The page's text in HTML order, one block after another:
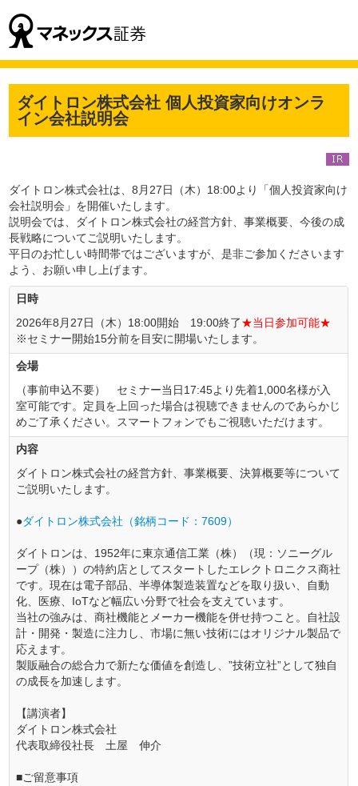
ダイトロン株式会社 個人投資家向けオンラ
イン会社説明会
ダイトロン株式会社は、8月27日（木）18:00より「個人投資家向け
会社説明会」を開催いたします。
説明会では、ダイトロン株式会社の経営方針、事業概要、今後の成
長戦略についてご説明いたします。
平日のお忙しい時間帯ではございますが、是非ご参加くださいます
よう、お願い申し上げます。
日時
2026年8月27日（木）18:00開始 19:00終了★当日参加可能★
※セミナー開始15分前を目安に開場いたします。
会場
（事前申込不要） セミナー当日17:45より先着1,000名様が入
室可能です。定員を上回った場合は視聴できませんのであらかじ
めご了承ください。スマートフォンでもご視聴いただけます。
内容
ダイトロン株式会社の経営方針、事業概要、決算概要等について
ご説明いたします。
●ダイトロン株式会社（銘柄コード：7609）
ダイトロンは、1952年に東京通信工業（株）（現：ソニーグル
ープ（株））の特約店としてスタートしたエレクトロニクス商社
です。現在は電子部品、半導体製造装置などを取り扱い、自動
化、医療、IoTなど幅広い分野で社会を支えています。
当社の強みは、商社機能とメーカー機能を併せ持つこと。自社設
計・開発・製造に注力し、市場に無い技術にはオリジナル製品で
応えます。
製販融合の総合力で新たな価値を創造し、”技術立社”として独自
の成長を加速します。
【講演者】
ダイトロン株式会社
代表取締役社長 土屋 伸介
■ご留意事項